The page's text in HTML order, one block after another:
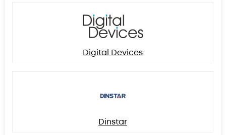
Digital Devices
Dinstar